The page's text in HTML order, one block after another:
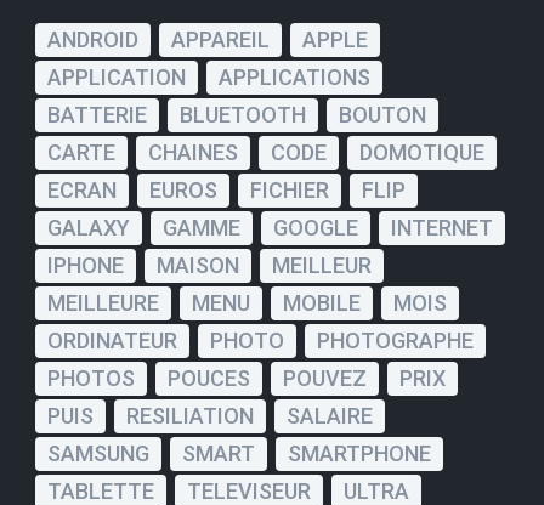
ANDROID APPAREIL
APPLE
APPLICATION
APPLICATIONS
BATTERIE
BLUETOOTH
BOUTON
CARTE
CHAINES CODE
DOMOTIQUE
ECRAN
EUROS FICHIER
FLIP
GALAXY
GAMME GOOGLE
INTERNET
IPHONE
MAISON
MEILLEUR
MEILLEURE
MENU MOBILE
MOIS
ORDINATEUR
PHOTO
PHOTOGRAPHE
PHOTOS
POUCES POUVEZ
PRIX
PUIS
RESILIATION
SALAIRE
SAMSUNG
SMART
SMARTPHONE
TABLETTE
TELEVISEUR
ULTRA